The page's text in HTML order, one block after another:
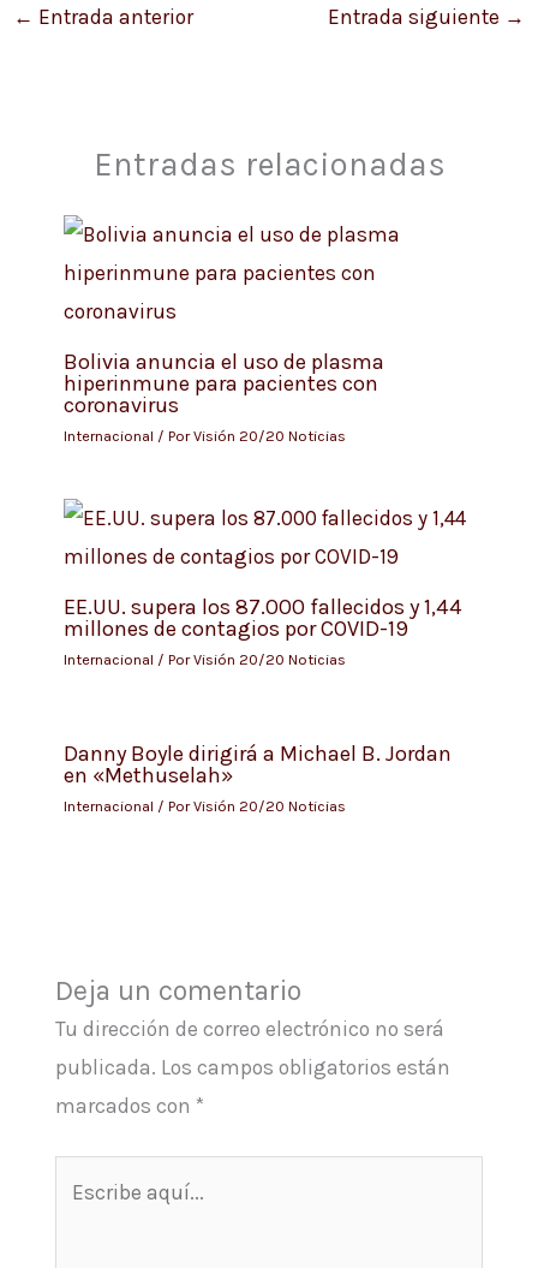
← Entrada anterior Entrada siguiente →
Entradas relacionadas
Bolivia anuncia el uso de plasma
hiperinmune para pacientes con
coronavirus
Internacional / PorVisión 20/20 Noticias
EE.UU. supera los 87.000 fallecidos y 1,44
millones de contagios por COVID-19
Internacional / PorVisión 20/20 Noticias
Danny Boyle dirigirá a Michael B. Jordan
en «Methuselah»
Internacional / PorVisión 20/20 Noticias
Deja un comentario
Tu dirección de correo electrónico no será
publicada. Los campos obligatorios están
marcados con *